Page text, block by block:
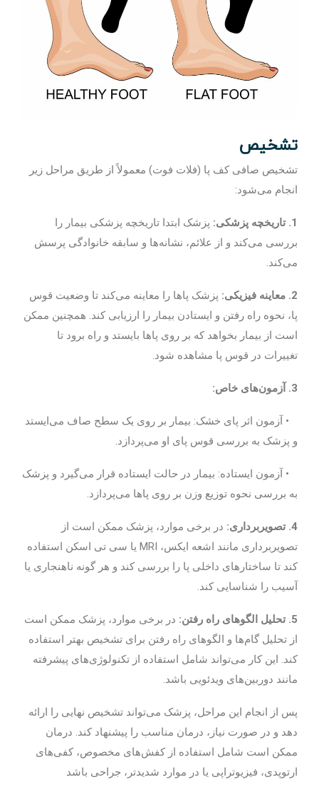
تشخیص
تشخیص صافی کف پا (فلات فوت) معمولاً از طریق مراحل زیر
انجام می‌شود:
1. تاریخچه پزشکی:
پزشک ابتدا تاریخچه پزشکی بیمار را
بررسی می‌کند و از علائم، نشانه‌ها و سابقه خانوادگی پرسش
می‌کند.
2. معاینه فیزیکی:
پزشک پاها را معاینه می‌کند تا وضعیت قوس
پا، نحوه راه رفتن و ایستادن بیمار را ارزیابی کند. همچنین ممکن
است از بیمار بخواهد که بر روی پاها بایستد و راه برود تا
تغییرات در قوس پا مشاهده شود.
3. آزمون‌های خاص:
• آزمون اثر پای خشک: بیمار بر روی یک سطح صاف می‌ایستد
و پزشک به بررسی قوس پای او می‌پردازد.
• آزمون ایستاده: بیمار در حالت ایستاده قرار می‌گیرد و پزشک
به بررسی نحوه توزیع وزن بر روی پاها می‌پردازد.
4. تصویربرداری:
در برخی موارد، پزشک ممکن است از
تصویربرداری مانند اشعه ایکس، MRI یا سی تی اسکن استفاده
کند تا ساختارهای داخلی پا را بررسی کند و هر گونه ناهنجاری یا
آسیب را شناسایی کند.
5. تحلیل الگوهای راه رفتن:
در برخی موارد، پزشک ممکن است
از تحلیل گام‌ها و الگوهای راه رفتن برای تشخیص بهتر استفاده
کند. این کار می‌تواند شامل استفاده از تکنولوژی‌های پیشرفته
مانند دوربین‌های ویدئویی باشد.
پس از انجام این مراحل، پزشک می‌تواند تشخیص نهایی را ارائه
دهد و در صورت نیاز، درمان مناسب را پیشنهاد کند. درمان
ممکن است شامل استفاده از کفش‌های مخصوص، کفی‌های
ارتوپدی، فیزیوتراپی یا در موارد شدیدتر، جراحی باشد